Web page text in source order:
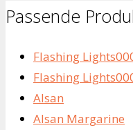
Passende
Flashing
Flashing
Alsan
Alsan Margarine